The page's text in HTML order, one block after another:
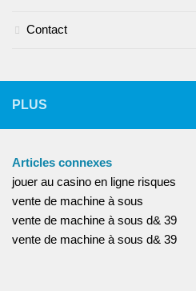
Contact
PLUS
Articles connexes
jouer au casino en ligne risques
vente de machine à sous
vente de machine à sous d& 39
vente de machine à sous d& 39